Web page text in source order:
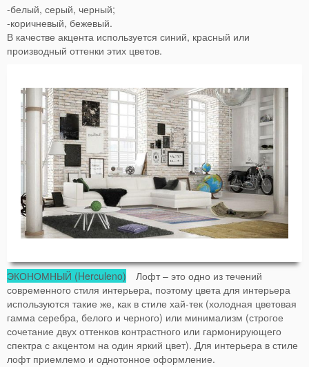
-белый, серый, черный;
-коричневый, бежевый.
В качестве акцента используется синий, красный или
производный оттенки этих цветов.
ЭКОНОМНЫЙ (Herculeno) Лофт – это одно из течений
современного стиля интерьера, поэтому цвета для интерьера
используются такие же, как в стиле хай-тек (холодная цветовая
гамма серебра, белого и черного) или минимализм (строгое
сочетание двух оттенков контрастного или гармонирующего
спектра с акцентом на один яркий цвет). Для интерьера в стиле
лофт приемлемо и однотонное оформление.